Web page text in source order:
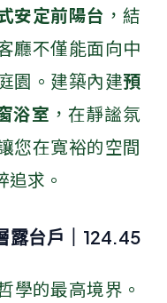
安定前陽台 ，結
廳不僅能面向中
園。建築內建預
浴室 ，在靜謐氛
您在寬裕的空間
求。
露台戶｜124.45
學的最高境界。